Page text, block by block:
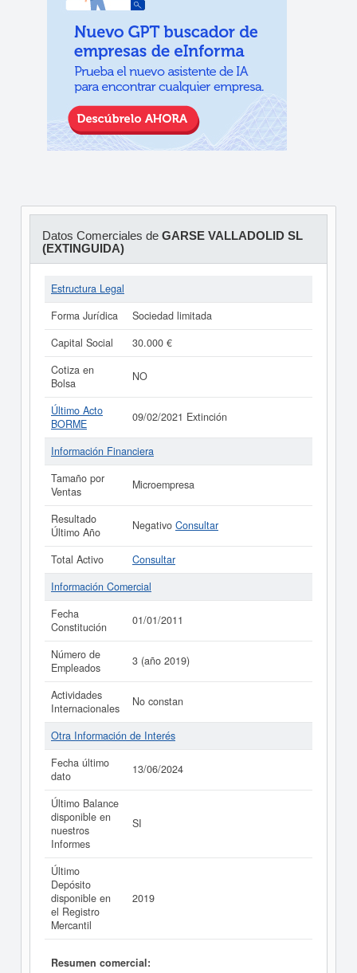
Datos Comerciales de GARSE VALLADOLID SL
(EXTINGUIDA)
Estructura Legal
Forma Jurídica
Sociedad limitada
Capital Social
30.000 €
Cotiza en
Bolsa
NO
Último Acto
BORME
09/02/2021 Extinción
Información Financiera
Tamaño por
Ventas
Microempresa
Resultado
Último Año
Negativo Consultar
Total Activo
Consultar
Información Comercial
Fecha
Constitución
01/01/2011
Número de
Empleados
3 (año 2019)
Actividades
Internacionales
No constan
Otra Información de Interés
Fecha último
dato
13/06/2024
Último Balance
disponible en
nuestros
Informes
SI
Último
Depósito
disponible en
el Registro
Mercantil
2019
Resumen comercial: